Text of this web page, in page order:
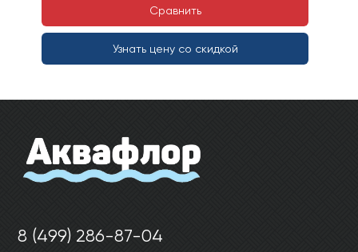
Сравнить
Узнать цену со скидкой
8 (499) 286-87-04